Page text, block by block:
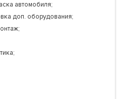
автомобиля;
доп. оборудования;